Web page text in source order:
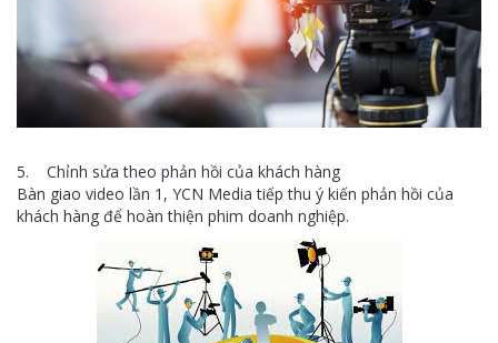
5. Chỉnh sửa theo phản hồi của khách hàng
Bàn giao video lần 1, YCN Media tiếp thu ý kiến phản hồi của
khách hàng để hoàn thiện phim doanh nghiệp.